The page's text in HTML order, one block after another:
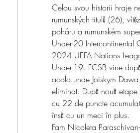
Celou svou historii hraje
rumunských titulů (26),
poháru a rumunském
Under-20 Intercontinental
2024 UEFA Nations
Under-19. FCSB vine
acolo unde Joiskym
eliminat. După nouă
cu 22 de puncte
însă cu un meci în plus.
Fam Nicoleta